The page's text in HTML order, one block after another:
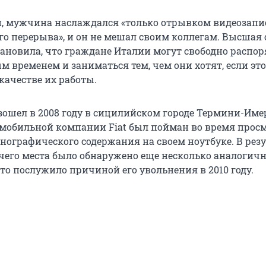
мужчина наслаждался «только отрывком
перерыва», и он не мешал своим коллегам. Высшая
что граждане Италии могут свободно
временем и заниматься тем, чем они хотят, если
их работы.
в 2008 году в сицилийском городе Термини-
компании Fiat был пойман во время
содержания на своем ноутбуке. В
места было обнаружено еще несколько
послужило причиной его увольнения в 2010 году.